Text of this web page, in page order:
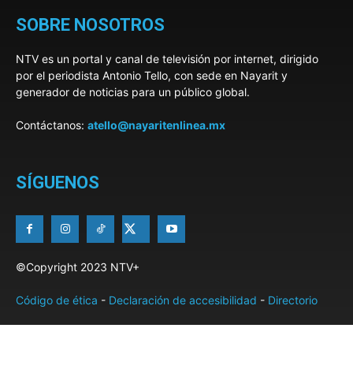
SOBRE NOSOTROS
NTV es un portal y canal de televisión por internet, dirigido
por el periodista Antonio Tello, con sede en Nayarit y
generador de noticias para un público global.
Contáctanos: atello@nayaritenlinea.mx
SÍGUENOS
©Copyright 2023 NTV+
Código de ética - Declaración de accesibilidad - Directorio